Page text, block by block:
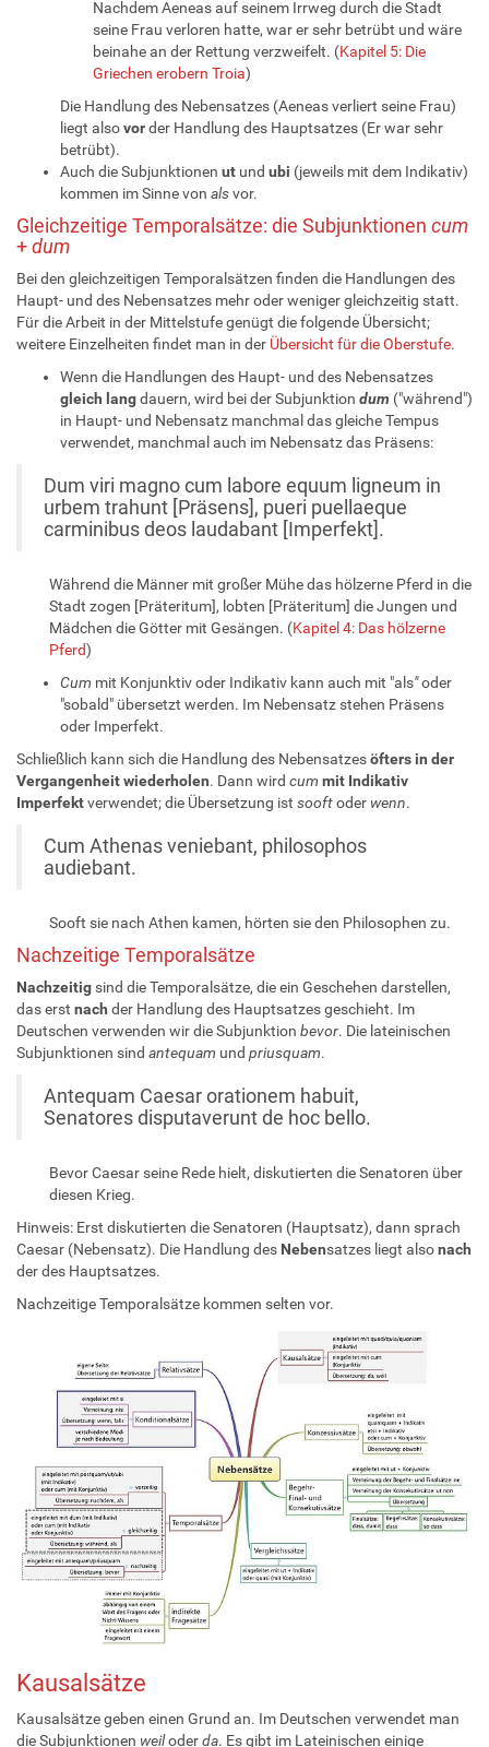
Nachdem Aeneas auf seinem Irrweg durch die Stadt
seine Frau verloren hatte, war er sehr betrübt und wäre
beinahe an der Rettung verzweifelt. (Kapitel 5: Die
Griechen erobern Troia)
Die Handlung des Nebensatzes (Aeneas verliert seine Frau)
liegt alsovorder Handlung des Hauptsatzes (Er war sehr
betrübt).
Auch die Subjunktionen ut und ubi (jeweils mit dem Indikativ)
kommen im Sinne von alsvor.
Gleichzeitige Temporalsätze: die Subjunktionen cum
+dum
Bei den gleichzeitigen Temporalsätzen finden die Handlungen des
Haupt- und des Nebensatzes mehr oder weniger gleichzeitig statt.
Für die Arbeit in der Mittelstufe genügt die folgende Übersicht;
weitere Einzelheiten findet man in der Übersicht für die Oberstufe.
Wenn die Handlungen des Haupt- und des Nebensatzes
gleich langdauern, wird bei der Subjunktion dum ("während")
in Haupt- und Nebensatz manchmal das gleiche Tempus
verwendet, manchmal auch im Nebensatz das Präsens:
Dum viri magno cum labore equum ligneum in
urbem trahunt [Präsens], pueri puellaeque
carminibus deos laudabant [Imperfekt].
Während die Männer mit großer Mühe das hölzerne Pferd in die
Stadt zogen [Präteritum], lobten [Präteritum] die Jungen und
Mädchen die Götter mit Gesängen. (Kapitel 4: Das hölzerne
Pferd)
Cum mit Konjunktiv oder Indikativ kann auch mit "als"oder
"sobald" übersetzt werden. Im Nebensatz stehen Präsens
oder Imperfekt.
Schließlich kann sich die Handlung des Nebensatzesöfters in der
Vergangenheit wiederholen. Dann wird cum mit Indikativ
Imperfektverwendet; die Übersetzung ist sooftoder wenn.
Cum Athenas veniebant, philosophos
audiebant.
Sooft sie nach Athen kamen, hörten sie den Philosophen zu.
Nachzeitige Temporalsätze
Nachzeitig sind die Temporalsätze, die ein Geschehen darstellen,
das erst nach der Handlung des Hauptsatzes geschieht. Im
Deutschen verwenden wir die Subjunktion bevor. Die lateinischen
Subjunktionen sind antequam und priusquam.
Antequam Caesar orationem habuit,
Senatores disputaverunt de hoc bello.
Bevor Caesar seine Rede hielt, diskutierten die Senatoren über
diesen Krieg.
Hinweis: Erst diskutierten die Senatoren (Hauptsatz), dann sprach
Caesar (Nebensatz). Die Handlung des Nebensatzes liegt alsonach
der des Hauptsatzes.
Nachzeitige Temporalsätze kommen selten vor.
Kausalsätze
Kausalsätze geben einen Grund an. Im Deutschen verwendet man
die Subjunktionen weiloderda. Es gibt im Lateinischen einige